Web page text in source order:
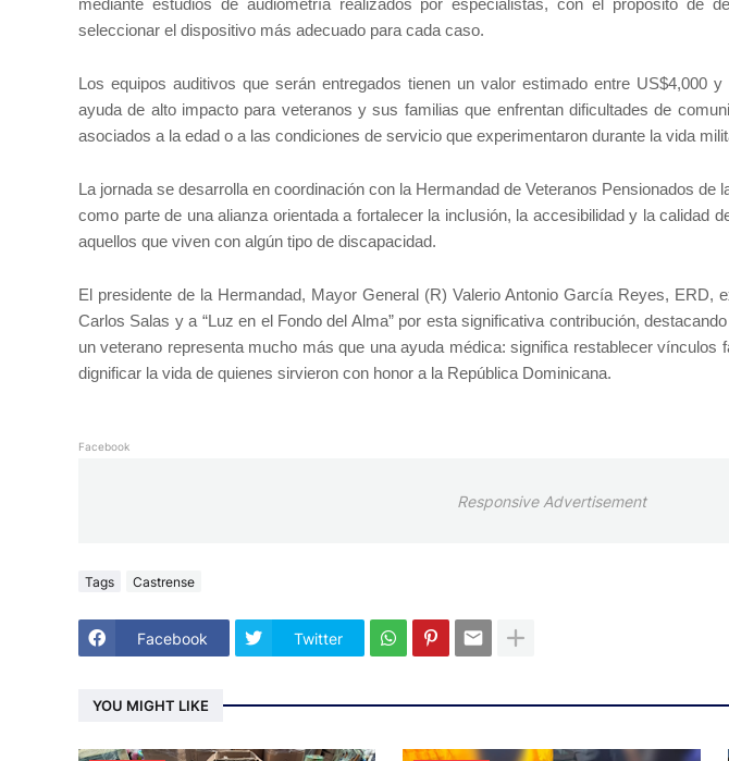
mediante estudios de audiometría realizados por especialistas, con el propósito de
seleccionar el dispositivo más adecuado para cada caso.
Los equipos auditivos que serán entregados tienen un valor estimado entre US$4,000
ayuda de alto impacto para veteranos y sus familias que enfrentan dificultades de
asociados a la edad o a las condiciones de servicio que experimentaron durante la vida
La jornada se desarrolla en coordinación con la Hermandad de Veteranos Pensionados de
como parte de una alianza orientada a fortalecer la inclusión, la accesibilidad y la calidad
aquellos que viven con algún tipo de discapacidad.
El presidente de la Hermandad, Mayor General (R) Valerio Antonio García Reyes, ERD,
Carlos Salas y a “Luz en el Fondo del Alma” por esta significativa contribución,
un veterano representa mucho más que una ayuda médica: significa restablecer vínculos
dignificar la vida de quienes sirvieron con honor a la República Dominicana.
Facebook
Responsive Advertisement
Tags Castrense
Facebook Twitter
YOU MIGHT LIKE